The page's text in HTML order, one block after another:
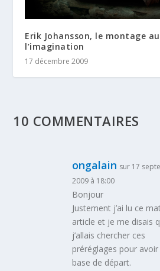
Erik Johansson, le montage
l’imagination
17 décembre 2009
10 COMMENTAIRES
ongalain sur 17
2009 à 18:00
Bonjour
Justement j’ai lu ce
article et je me disais
j’allais chercher ces
préréglages pour avoir
base de départ.